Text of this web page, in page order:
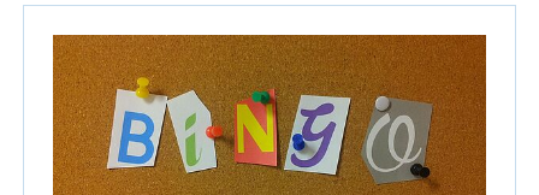
Abtei Windberg
Bistum Regensburg
Hospizverein
Kloster Mallersdorf